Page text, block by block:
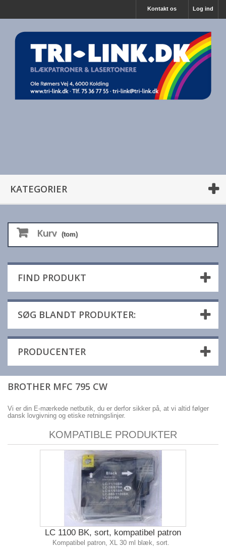
Log ind
Kontakt os
KATEGORIER
Kurv (tom)
FIND PRODUKT
SØG BLANDT PRODUKTER:
PRODUCENTER
BROTHER MFC 795 CW
Vi er din E-mærkede netbutik, du er derfor sikker på, at vi altid følger
dansk lovgivning og etiske retningslinjer.
KOMPATIBLE PRODUKTER
LC 1100 BK, sort, kompatibel patron
Kompatibel patron, XL 30 ml blæk, sort.